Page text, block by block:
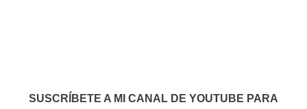
SUSCRÍBETE A MI CANAL DE YOUTUBE PARA